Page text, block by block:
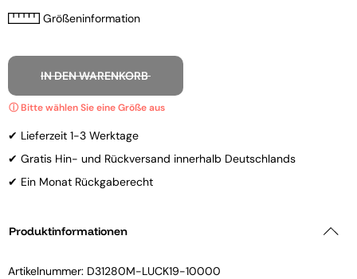
Größeninformation
IN DEN WARENKORB
✔ Lieferzeit 1-3 Werktage
✔ Gratis Hin- und Rückversand innerhalb Deutschlands
✔ Ein Monat Rückgaberecht
Produktinformationen
Artikelnummer: D31280M-LUCK19-10000